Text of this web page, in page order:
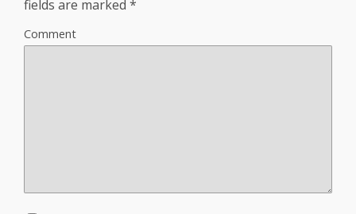
fields are marked *
Comment